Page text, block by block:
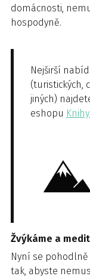
domácnosti,
hospodyně.
Nejširší
(turistických,
jiných)
eshopu
Žvýkáme a
Nyní se
tak, abyste